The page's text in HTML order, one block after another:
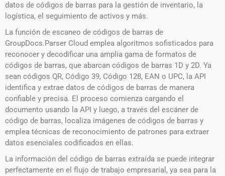
datos de códigos de barras para la gestión de inventario, la
logística, el seguimiento de activos y más.
La función de escaneo de códigos de barras de
GroupDocs.Parser Cloud emplea algoritmos sofisticados para
reconocer y decodificar una amplia gama de formatos de
códigos de barras, que abarcan códigos de barras 1D y 2D. Ya
sean códigos QR, Código 39, Código 128, EAN o UPC, la API
identifica y extrae datos de códigos de barras de manera
confiable y precisa. El proceso comienza cargando el
documento usando la API y luego, a través del escáner de
código de barras, localiza imágenes de códigos de barras y
emplea técnicas de reconocimiento de patrones para extraer
datos esenciales codificados en ellas.
La información del código de barras extraída se puede integrar
perfectamente en el flujo de trabajo empresarial, ya sea para la